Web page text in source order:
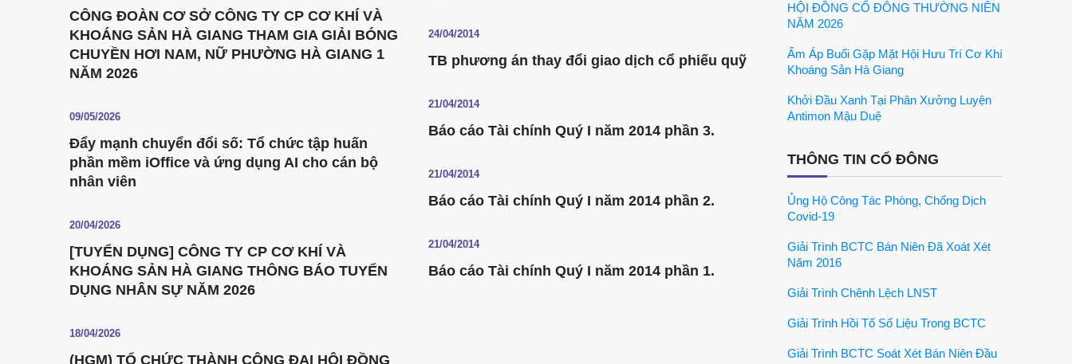
CÔNG ĐOÀN CƠ SỞ CÔNG TY CP CƠ KHÍ VÀ
KHOÁNG SẢN HÀ GIANG THAM GIA GIẢI BÓNG
CHUYỀN HƠI NAM, NỮ PHƯỜNG HÀ GIANG 1
NĂM 2026
09/05/2026
Đẩy mạnh chuyển đổi số: Tổ chức tập huấn
phần mềm iOffice và ứng dụng AI cho cán bộ
nhân viên
20/04/2026
[TUYỂN DỤNG] CÔNG TY CP CƠ KHÍ VÀ
KHOÁNG SẢN HÀ GIANG THÔNG BÁO TUYỂN
DỤNG NHÂN SỰ NĂM 2026
18/04/2026
(HGM) TỔ CHỨC THÀNH CÔNG ĐẠI HỘI ĐỒNG
24/04/2014
TB phương án thay đổi giao dịch cổ phiếu quỹ
21/04/2014
Báo cáo Tài chính Quý I năm 2014 phần 3.
21/04/2014
Báo cáo Tài chính Quý I năm 2014 phần 2.
21/04/2014
Báo cáo Tài chính Quý I năm 2014 phần 1.
HỘI ĐỒNG CỔ ĐÔNG THƯỜNG NIÊN
NĂM 2026
Ấm Áp Buổi Gặp Mặt Hội Hưu Trí Cơ Khí
Khoáng Sản Hà Giang
Khởi Đầu Xanh Tại Phân Xưởng Luyện
Antimon Mậu Duệ
THÔNG TIN CỔ ĐÔNG
Ủng Hộ Công Tác Phòng, Chống Dịch
Covid-19
Giải Trình BCTC Bán Niên Đã Xoát Xét
Năm 2016
Giải Trình Chênh Lệch LNST
Giải Trình Hồi Tố Số Liệu Trong BCTC
Giải Trình BCTC Soát Xét Bán Niên Đầu